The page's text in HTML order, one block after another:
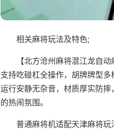
相关麻将玩法及特色;
【北方沧州麻将混江龙自
支持吃碰杠全操作，胡牌牌型多
运行安静无杂音，材质厚实防
的热闹氛围。
普通麻将机适配天津麻将